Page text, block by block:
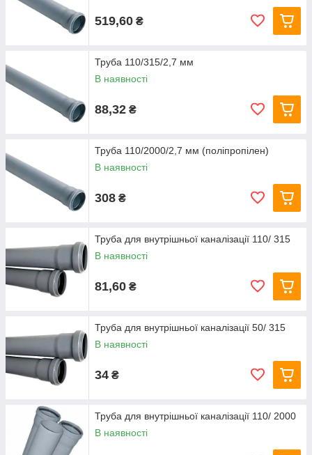
519,60 ₴
Труба 110/315/2,7 мм
В наявності
88,32 ₴
Труба 110/2000/2,7 мм (поліпропілен)
В наявності
308 ₴
Труба для внутрішньої каналізації 110/ 315
В наявності
81,60 ₴
Труба для внутрішньої каналізації 50/ 315
В наявності
34 ₴
Труба для внутрішньої каналізації 110/ 2000
В наявності